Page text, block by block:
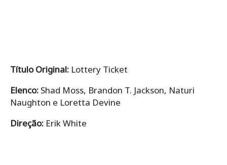
Título Original: Lottery Ticket
Elenco: Shad Moss, Brandon T. Jackson, Naturi
Naughton e Loretta Devine
Direção: Erik White